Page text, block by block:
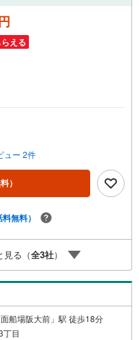
える
ュー 2件
）
料無料）
見る（全3社）
船場阪大前」駅 徒歩18分
丁目